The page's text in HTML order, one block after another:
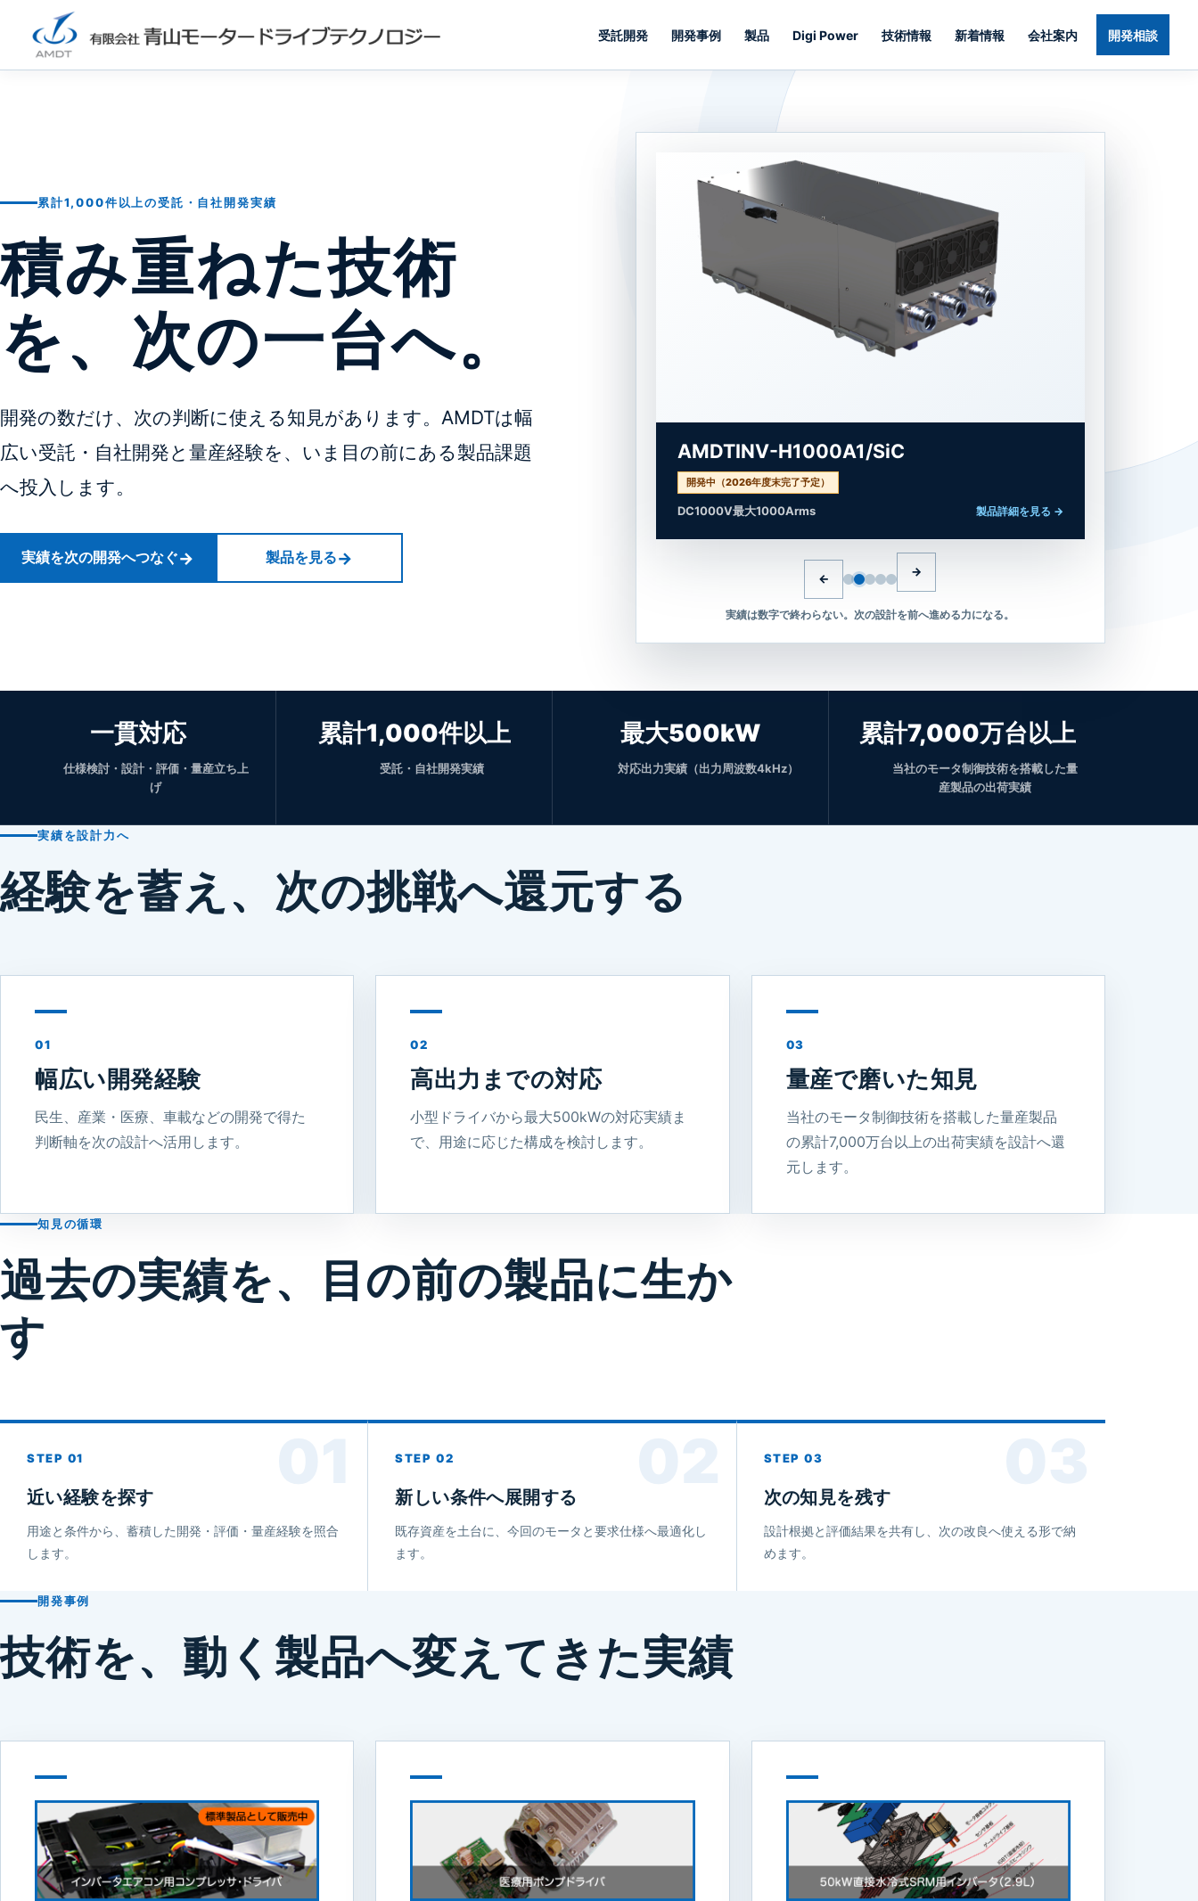
受託開発 開発事例 製品 Digi Power 技術情報 新着情報 会社案内 開発相談
累計1,000件以上の受託・自社開発実績
積み重ねた技術
を、次の一台へ。
開発の数だけ、次の判断に使える知見があります。AMDTは幅
広い受託・自社開発と量産経験を、いま目の前にある製品課題
へ投入します。
実績を次の開発へつなぐ 製品を見る
AMDTINV-H1000A1/SiC
開発中（2026年度末完了予定）
DC1000V最大1000Arms 製品詳細を見る →
← →
実績は数字で終わらない。次の設計を前へ進める力になる。
一貫対応
仕様検討・設計・評価・量産立ち上
げ
累計1,000件以上
受託・自社開発実績
最大500kW
対応出力実績（出力周波数4kHz）
累計7,000万台以上
当社のモータ制御技術を搭載した量
産製品の出荷実績
実績を設計力へ
経験を蓄え、次の挑戦へ還元する
01
幅広い開発経験
民生、産業・医療、車載などの開発で得た
判断軸を次の設計へ活用します。
02
高出力までの対応
小型ドライバから最大500kWの対応実績ま
で、用途に応じた構成を検討します。
03
量産で磨いた知見
当社のモータ制御技術を搭載した量産製品
の累計7,000万台以上の出荷実績を設計へ還
元します。
知見の循環
過去の実績を、目の前の製品に生か
す
近い経験を探す
用途と条件から、蓄積した開発・評価・量産経験を照合
します。
新しい条件へ展開する
既存資産を土台に、今回のモータと要求仕様へ最適化し
ます。
次の知見を残す
設計根拠と評価結果を共有し、次の改良へ使える形で納
めます。
開発事例
技術を、動く製品へ変えてきた実績